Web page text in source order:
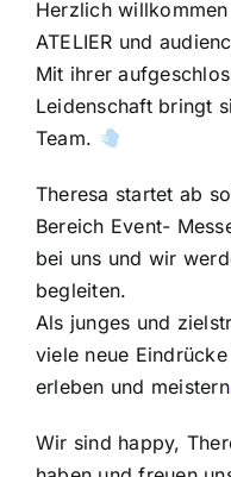
Herzlich
ATELIER und
Mit ihrer
Leidenschaft bringt
Team.
Theresa startet ab
Bereich Event-
bei uns und wir
begleiten.
Als junges und
viele neue
erleben und
Wir sind happy,